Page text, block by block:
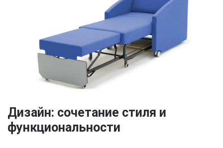
Дизайн: сочетание стиля и
функциональности